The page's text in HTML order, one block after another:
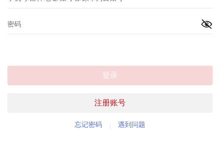
注册账号
登录
忘记密码 遇到问题